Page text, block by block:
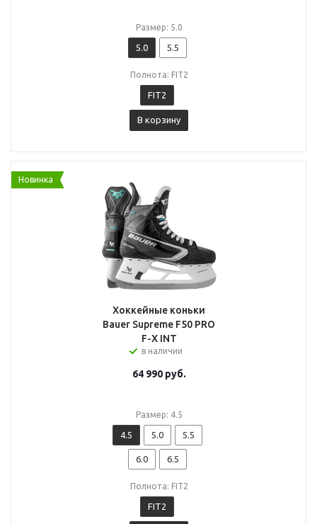
Размер: 5.0
5.0 5.5
Полнота: FIT2
FIT2
В корзину
Новинка
Хоккейные коньки
Bauer Supreme F50 PRO
F-X INT
в наличии
64 990руб.
Размер: 4.5
4.5 5.0 5.5
6.0 6.5
Полнота: FIT2
FIT2